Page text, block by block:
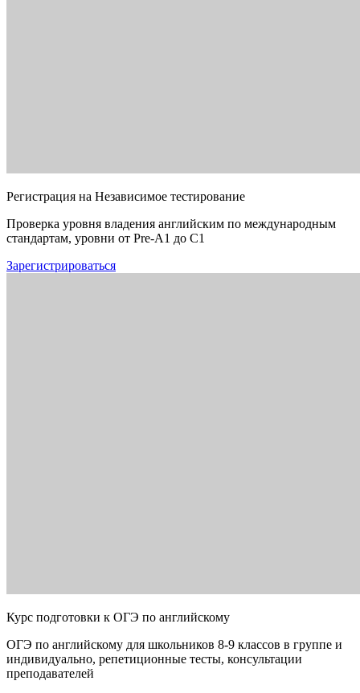
Регистрация на Независимое тестирование
Проверка уровня владения английским по международным
стандартам, уровни от Pre-A1 до C1
Зарегистрироваться
Курс подготовки к ОГЭ по английскому
ОГЭ по английскому для школьников 8-9 классов в группе и
индивидуально, репетиционные тесты, консультации
преподавателей